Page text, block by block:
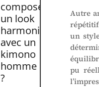
composer
un look
harmonieux
avec un
kimono
homme
?
Autre
un
pu